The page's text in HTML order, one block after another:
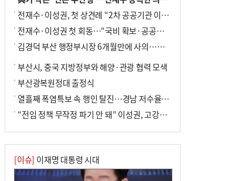
전재수·이성권, 첫 상견례 “2차 공공기관 이전 초당 협력”(종합)
전재수·이성권 첫 회동…“국비 확보·공공기관 이전 협력”
김경덕 부산 행정부시장 6개월만에 사의…후임 인선 촉각
부산시, 중국 지방정부와 해양·관광 협력 모색
부산광복원정대 출정식
열흘째 폭염특보 속 행인 탈진…경남 저수율 평년의 절반
“전임 정책 무작정 파기 안 돼” 이성권, 고강도 ‘전재수 견제’ 예고
[이슈] 이재명 대통령 시대